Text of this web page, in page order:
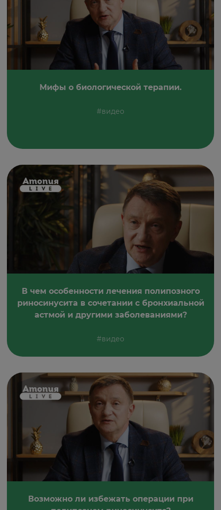
Мифы о биологической терапии.
#видео
В чем особенности лечения полипозного
риносинусита в сочетании с бронхиальной
астмой и другими заболеваниями?
#видео
Возможно ли избежать операции при